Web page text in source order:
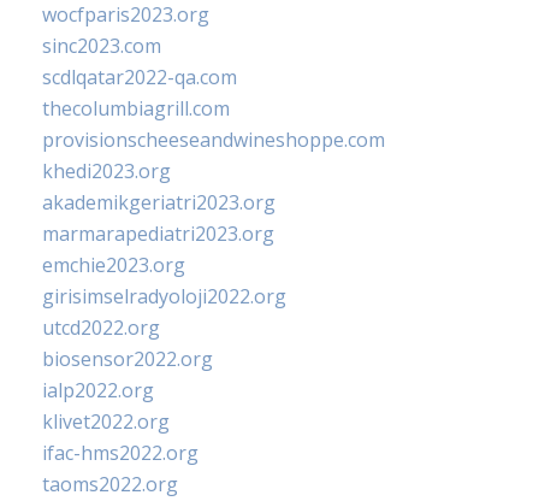
wocfparis2023.org
sinc2023.com
scdlqatar2022-qa.com
thecolumbiagrill.com
provisionscheeseandwineshoppe.com
khedi2023.org
akademikgeriatri2023.org
marmarapediatri2023.org
emchie2023.org
girisimselradyoloji2022.org
utcd2022.org
biosensor2022.org
ialp2022.org
klivet2022.org
ifac-hms2022.org
taoms2022.org